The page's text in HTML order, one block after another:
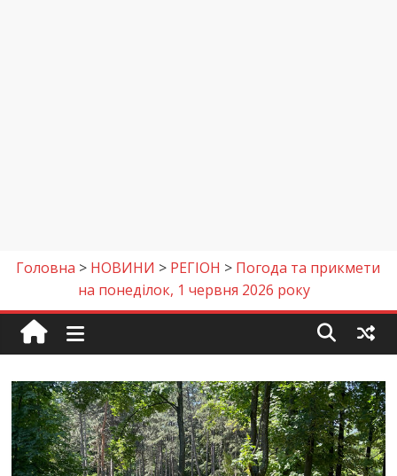
Головна > НОВИНИ > РЕГІОН > Погода та прикмети
на понеділок, 1 червня 2026 року